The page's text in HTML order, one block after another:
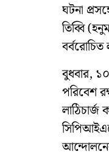
ঘটনা
তিব্বি
বর্বরোচিত
বুধবার,
পরিবেশ